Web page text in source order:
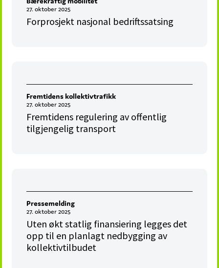
27. oktober 2025
Forprosjekt nasjonal bedriftssatsing
Fremtidens kollektivtrafikk
27. oktober 2025
Fremtidens regulering av offentlig
tilgjengelig transport
Pressemelding
27. oktober 2025
Uten økt statlig finansiering legges det
opp til en planlagt nedbygging av
kollektivtilbudet